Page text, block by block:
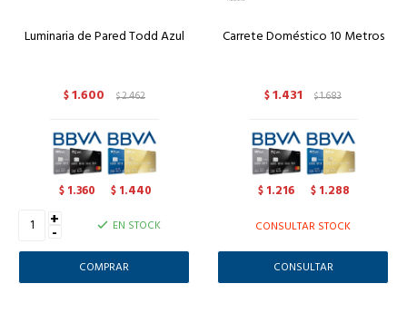
Luminaria de Pared Todd Azul
$1.600 $2.462
$ 1.360 $ 1.440
+
- EN STOCK
Carrete Doméstico 10 Metros
$1.431 $1.683
$ 1.216 $ 1.288
CONSULTAR STOCK
CONSULTAR